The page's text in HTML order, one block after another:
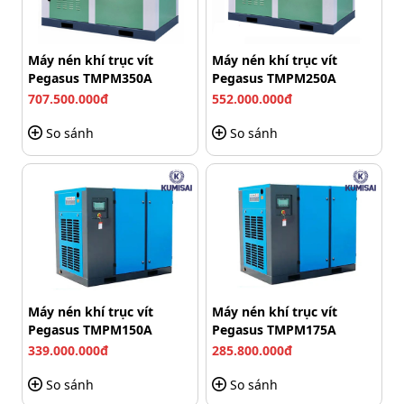
Khí nén sạch, không chứa dầu, an toàn cho sức khỏe
Áp lực khí ổn định, vận hành thiết bị hiệu quả
Máy nén khí không dầu Fusheng FVA-50 sở hữu công
suất mạnh nên tạo ra áp lực khí nén lớn. Nguồn khí nén
đầu ra của máy tương đối ổn định, áp lực cao, giúp các
thiết bị vận hành trơn tru. Điều này đảm bảo năng suất
công việc luôn ở mức cao nhất.
Hoạt động êm ái nhờ công nghệ giảm tiếng
ồn
Máy tích hợp hệ thống giảm âm hiện đại, hoạt động êm
Máy nén khí trục vít
Pegasus TMPM350A
707.500.000đ
So sánh
Máy nén khí trục vít
Pegasus TMPM250A
552.000.000đ
So sánh
Máy nén khí trục vít
Pegasus TMPM150A
339.000.000đ
So sánh
Máy nén khí trục vít
Pegasus TMPM175A
285.800.000đ
So sánh